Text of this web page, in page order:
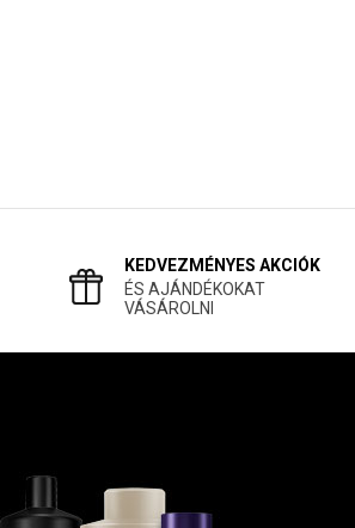
KEDVEZMÉNYES AKCIÓK
ÉS AJÁNDÉKOKAT
VÁSÁROLNI